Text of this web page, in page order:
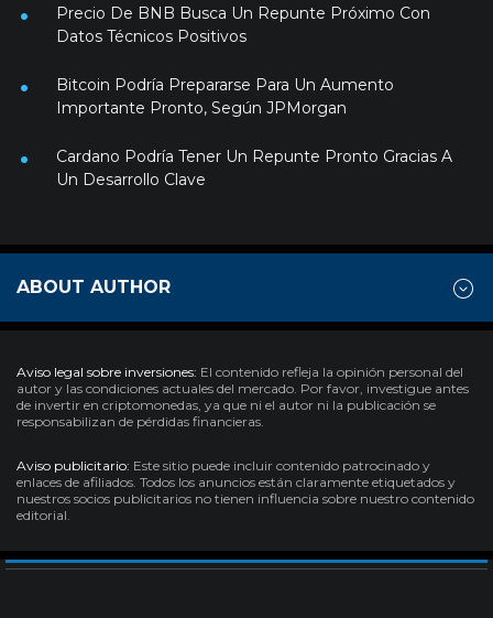
Precio De BNB Busca Un Repunte Próximo Con
Datos Técnicos Positivos
Bitcoin Podría Prepararse Para Un Aumento
Importante Pronto, Según JPMorgan
Cardano Podría Tener Un Repunte Pronto Gracias A
Un Desarrollo Clave
ABOUT AUTHOR
Aviso legal sobre inversiones: El contenido refleja la opinión personal del
autor y las condiciones actuales del mercado. Por favor, investigue antes
de invertir en criptomonedas, ya que ni el autor ni la publicación se
responsabilizan de pérdidas financieras.
Aviso publicitario: Este sitio puede incluir contenido patrocinado y
enlaces de afiliados. Todos los anuncios están claramente etiquetados y
nuestros socios publicitarios no tienen influencia sobre nuestro contenido
editorial.